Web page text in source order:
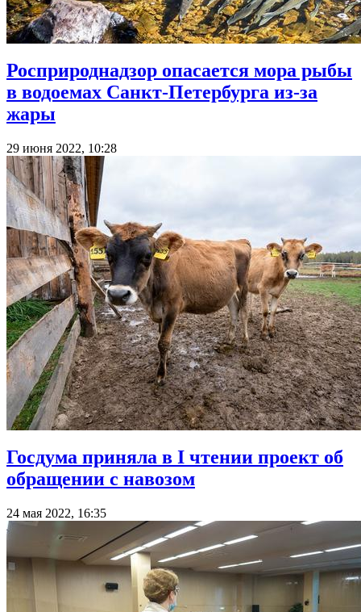
Росприроднадзор опасается мора рыбы
в водоемах Санкт-Петербурга из-за
жары
29 июня 2022, 10:28
Госдума приняла в I чтении проект об
обращении с навозом
24 мая 2022, 16:35